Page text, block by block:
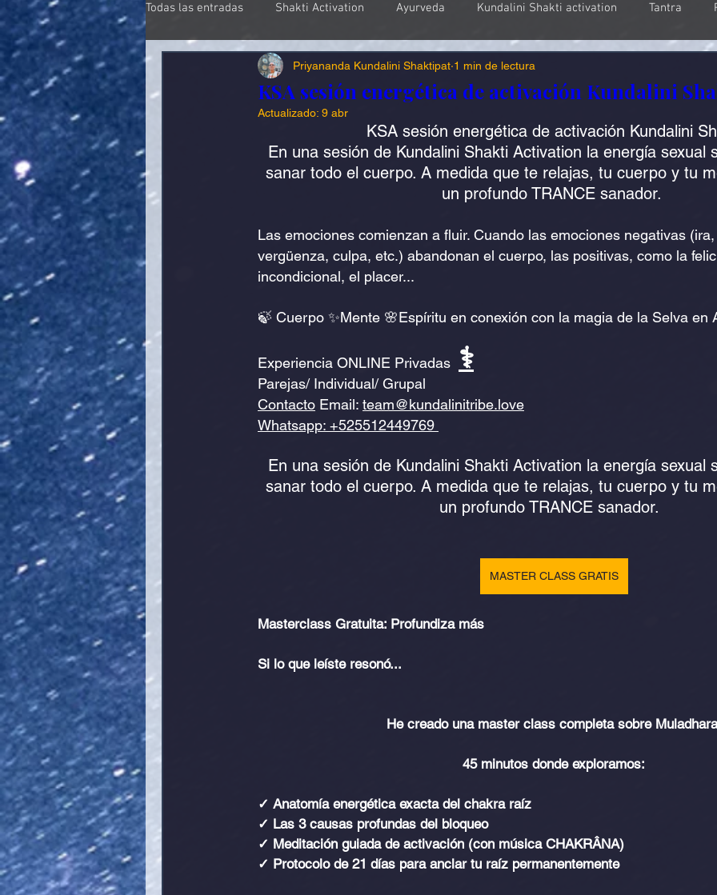
Todas las entradas Shakti Activation Ayurveda Kundalini Shakti activation Tantra
Ancestral Ceremony Próximos Eventos Chakras Septimo Chakra
Anatomia sagrada Ajna chakra Kalpavriksha Vishudha Anahata
CONSTELACIÓN FAMILIAR BERT HELLINGER
SANANCIÓN DEL LINAJE psicomagia orden familiar PLAYA DEL CARMEN
KSA sesión energética de activación Kundalini
Priyananda Kundalini Shaktipat 1 min de lectura
Actualizado: 9 abr
KSA sesión energética de activación Kundalini
En una sesión de Kundalini Shakti Activation la energía
sanar todo el cuerpo. A medida que te relajas, tu cuerpo y tu
un profundo TRANCE sanador.
Las emociones comienzan a fluir. Cuando las emociones negativas
vergüenza, culpa, etc.) abandonan el cuerpo, las positivas, como la
incondicional, el placer...
🍃 Cuerpo ✨Mente 🌸Espíritu en conexión con la magia de la Selva en
Experiencia ONLINE Privadas ⚕︎
Parejas/ Individual/ Grupal
Contacto Email: team@kundalinitribe.love
Whatsapp: +525512449769
En una sesión de Kundalini Shakti Activation la energía
sanar todo el cuerpo. A medida que te relajas, tu cuerpo y tu
un profundo TRANCE sanador.
MASTER CLASS GRATIS
Masterclass Gratuita: Profundiza más
Si lo que leíste resonó...
He creado una master class completa sobre
45 minutos donde exploramos:
✓ Anatomía energética exacta del chakra raíz
✓ Las 3 causas profundas del bloqueo
✓ Meditación guiada de activación (con música CHAKRÂNA)
✓ Protocolo de 21 días para anclar tu raíz permanentemente